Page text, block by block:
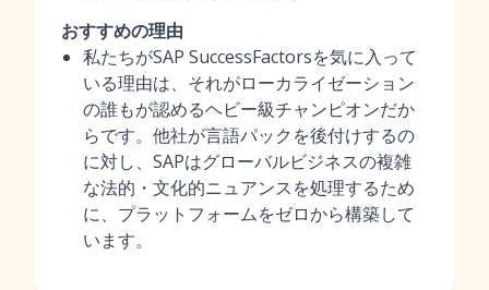
おすすめの理由
私たちがSAP SuccessFactorsを気に入って
いる理由は、それがローカライゼーション
の誰もが認めるヘビー級チャンピオンだか
らです。他社が言語パックを後付けするの
に対し、SAPはグローバルビジネスの複雑
な法的・文化的ニュアンスを処理するため
に、プラットフォームをゼロから構築して
います。